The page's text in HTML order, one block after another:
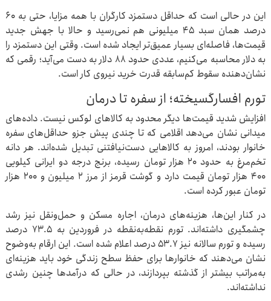
این در حالی است که حداقل دستمزد کارگران با همه مزایا، حتی به ۶۰
درصد همان سبد ۴۵ میلیونی هم نمی‌رسید و حالا با جهش جدید
قیمت‌ها، فاصله‌ای بسیار عمیق‌تر ایجاد شده است. وقتی این دستمزد را
به دلار محاسبه می‌کنیم، عددی حدود ۸۸ دلار به دست می‌آید؛ رقمی که
نشان‌دهنده سقوط کم‌سابقه قدرت خرید نیروی کار است.
تورم افسارگسیخته؛ از سفره تا درمان
افزایش شدید قیمت‌ها دیگر محدود به کالاهای لوکس نیست. داده‌های
میدانی نشان می‌دهد اقلامی که تا چندی پیش جزو حداقل‌های سفره
خانوار بودند، امروز به کالاهایی دست‌نیافتنی تبدیل شده‌اند. هر دانه
تخم‌مرغ به حدود ۲۰ هزار تومان رسیده، برنج درجه دو ایرانی کیلویی
۴۰۰ هزار تومان قیمت دارد و گوشت قرمز از مرز ۲ میلیون و ۲۰۰ هزار
تومان عبور کرده است.
در کنار این‌ها، هزینه‌های درمان، اجاره مسکن و حمل‌ونقل نیز رشد
چشمگیری داشته‌اند. تورم نقطه‌به‌نقطه در فروردین به ۷۳.۵ درصد
رسیده و تورم سالانه نیز ۵۳.۷ درصد اعلام شده است. این ارقام به‌وضوح
نشان می‌دهند که خانوارها برای حفظ سطح زندگی خود باید هزینه‌ای
به‌مراتب بیشتر از گذشته بپردازند، در حالی که درآمدها چنین رشدی
نداشته‌اند.